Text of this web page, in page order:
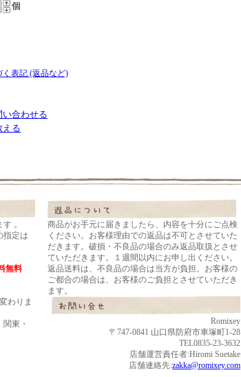
個
く表記 (返品など)
い合わせる
える
。
指定は
無料
わりま
東・
商品がお手元に届きましたら、内容を十分にご点検
ください。お客様理由での返品は不可とさせていた
だきます。破損・不良品の場合のみ返品取扱とさせ
ていただきます。１週間以内にお申し出ください。
返品送料は、不良品の場合は当方が負担。お客様の
ご都合の場合は、お客様のご負担とさせていただき
ます。
Romixey
〒747-0841 山口県防府市車塚町1-28
TEL0835-23-3632
店舗運営責任者:Hiromi Suetake
店舗連絡先:zakka@romixey.com